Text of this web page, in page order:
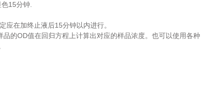
15分钟
应在加终止液后15分钟以内进行。
品的OD值在回归方程上计算出对应的样品浓度。也可以使用各种